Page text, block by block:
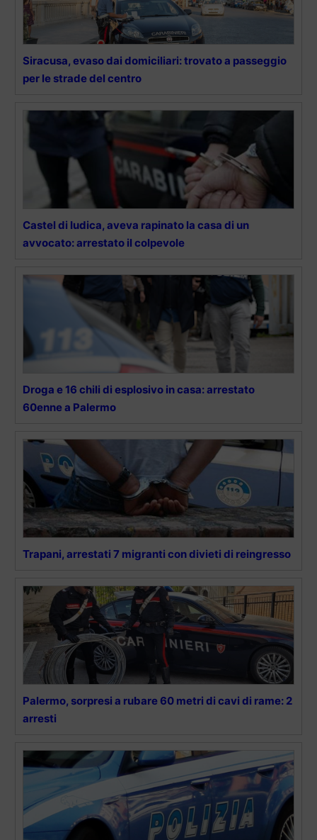
Siracusa, evaso dai domiciliari: trovato a passeggio
per le strade del centro
Castel di Iudica, aveva rapinato la casa di un
avvocato: arrestato il colpevole
Droga e 16 chili di esplosivo in casa: arrestato
60enne a Palermo
Trapani, arrestati 7 migranti con divieti di reingresso
Palermo, sorpresi a rubare 60 metri di cavi di rame: 2
arresti